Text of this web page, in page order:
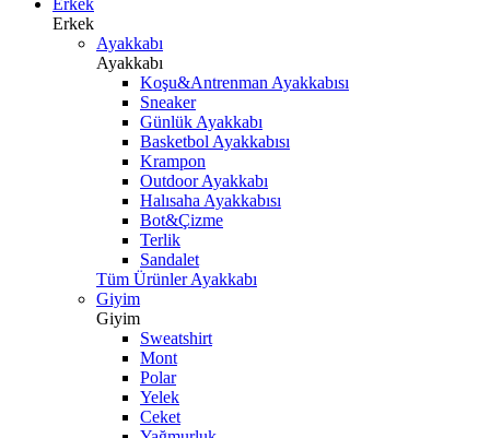
Erkek
Erkek
Ayakkabı
Ayakkabı
Koşu&Antrenman Ayakkabısı
Sneaker
Günlük Ayakkabı
Basketbol Ayakkabısı
Krampon
Outdoor Ayakkabı
Halısaha Ayakkabısı
Bot&Çizme
Terlik
Sandalet
Tüm Ürünler Ayakkabı
Giyim
Giyim
Sweatshirt
Mont
Polar
Yelek
Ceket